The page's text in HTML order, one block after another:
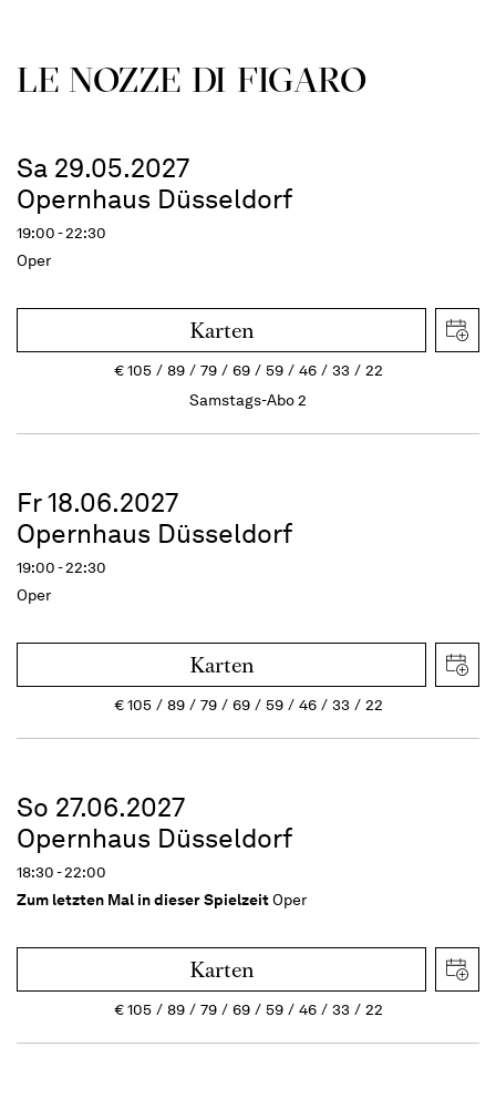
LE NOZZE DI FIGARO
Sa 29.05.2027
Opernhaus Düsseldorf
19:00 - 22:30
Oper
Karten
€105 89 79 69 59 46 33
22
Samstags-Abo 2
Fr 18.06.2027
Opernhaus Düsseldorf
19:00 - 22:30
Oper
Karten
€105 89 79 69 59 46 33 22
So 27.06.2027
Opernhaus Düsseldorf
18:30 - 22:00
Zum letzten Mal in dieser SpielzeitOper
Karten
€105 89 79 69 59 46 33 22